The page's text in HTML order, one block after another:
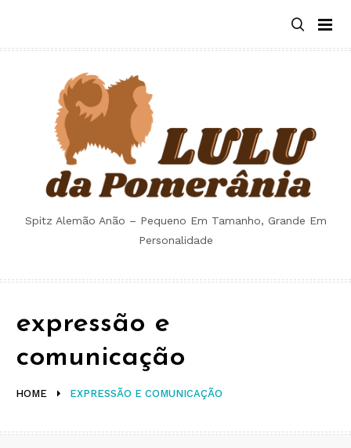
content
Spitz Alemão Anão – Pequeno Em Tamanho, Grande Em
Personalidade
HOME EXPRESSÃO E COMUNICAÇÃO
expressão e
comunicação